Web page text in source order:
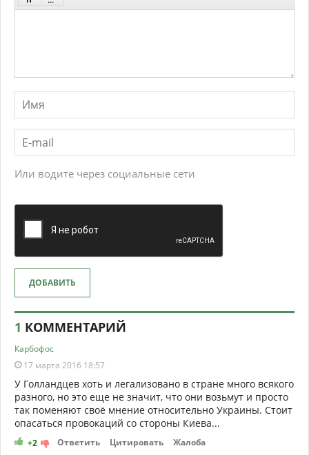
Или водите через социальные сети
ДОБАВИТЬ
1 КОММЕНТАРИЙ
Карбофос
17 марта 2016 18:57
У Голландцев хоть и легализовано в стране много всякого
разного, но это еще не значит, что они возьмут и просто
так поменяют своё мнение относительно Украины. Стоит
опасаться провокаций со стороны Киева...
+2 Ответить Цитировать Жалоба